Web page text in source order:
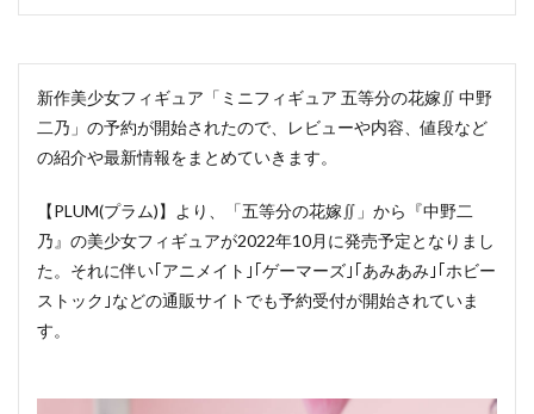
新作美少女フィギュア「ミニフィギュア 五等分の花嫁∬ 中野
二乃」の予約が開始されたので、レビューや内容、値段など
の紹介や最新情報をまとめていきます。
【PLUM(プラム)】より、「五等分の花嫁∬」から『中野二
乃』の美少女フィギュアが2022年10月に発売予定となりまし
た。それに伴い｢アニメイト｣｢ゲーマーズ｣｢あみあみ｣｢ホビー
ストック｣などの通販サイトでも予約受付が開始されていま
す。